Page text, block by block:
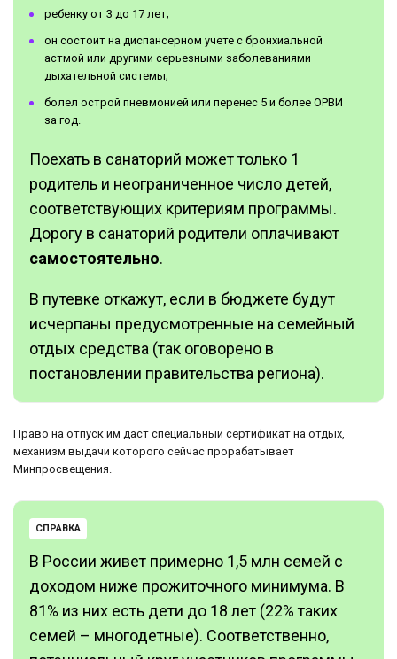
ребенку от 3 до 17 лет;
он состоит на диспансерном учете с бронхиальной
астмой или другими серьезными заболеваниями
дыхательной системы;
болел острой пневмонией или перенес 5 и более ОРВИ
за год.
Поехать в санаторий может только 1
родитель и неограниченное число детей,
соответствующих критериям программы.
Дорогу в санаторий родители оплачивают
самостоятельно.
В путевке откажут, если в бюджете будут
исчерпаны предусмотренные на семейный
отдых средства (так оговорено в
постановлении правительства региона).
Право на отпуск им даст специальный сертификат на отдых,
механизм выдачи которого сейчас прорабатывает
Минпросвещения.
СПРАВКА
В России живет примерно 1,5 млн семей с
доходом ниже прожиточного минимума. В
81% из них есть дети до 18 лет (22% таких
семей – многодетные). Соответственно,